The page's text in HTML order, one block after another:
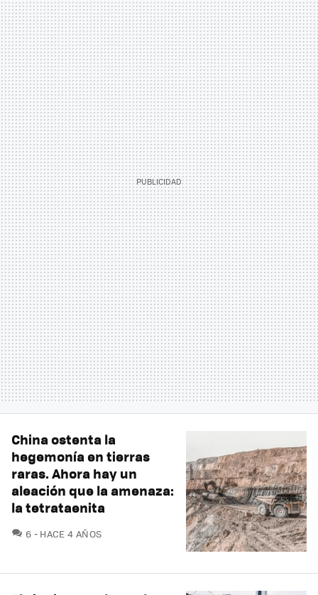
China ostenta la
hegemonía en tierras
raras. Ahora hay un
aleación que la amenaza:
la tetrataenita
6 COMENTARIOS
HACE 4 AÑOS